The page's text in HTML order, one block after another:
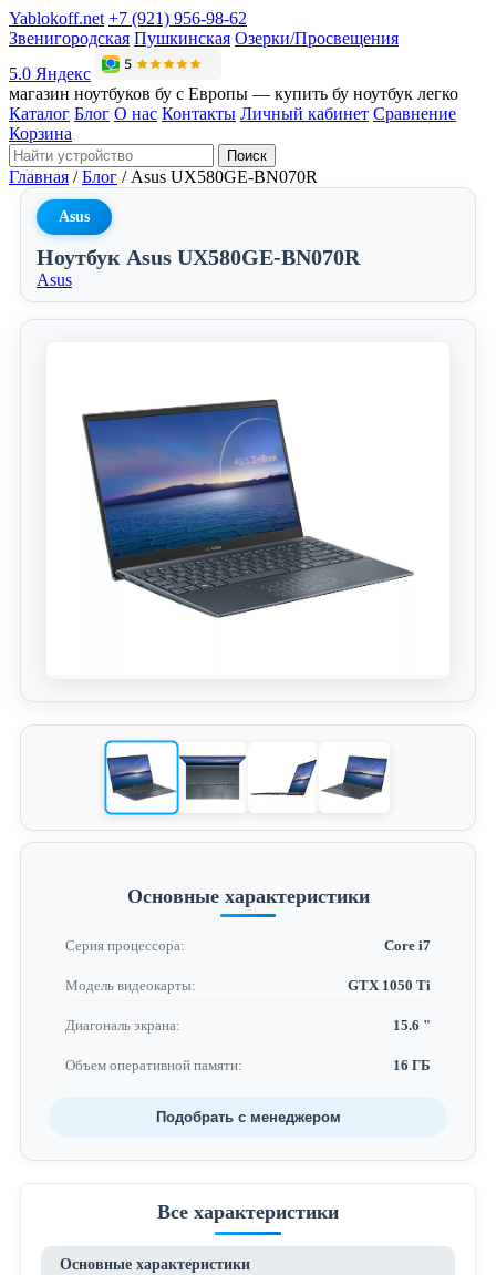
Yablokoff.net +7 (921) 956-98-62
Звенигородская Пушкинская Озерки/Просвещения
5.0 Яндекс
магазин ноутбуков бу с Европы — купить бу ноутбук легко
Каталог Блог О нас Контакты Личный кабинет Сравнение
Корзина
Поиск
Главная / Блог / Asus UX580GE-BN070R
Asus
Ноутбук Asus UX580GE-BN070R
Asus
Основные характеристики
Серия процессора: Core i7
Модель видеокарты: GTX 1050 Ti
Диагональ экрана: 15.6 "
Объем оперативной памяти: 16 ГБ
Подобрать с менеджером
Все характеристики
Основные характеристики